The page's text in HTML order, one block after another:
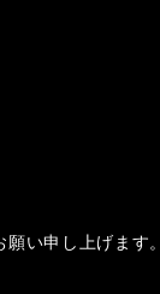
い申し上げます。